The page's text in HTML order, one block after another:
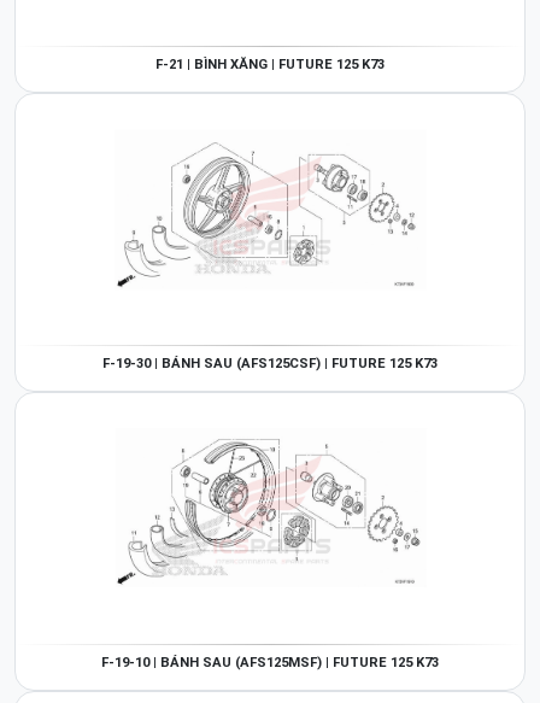
F-21 | BÌNH XĂNG | FUTURE 125 K73
F-19-30 | BÁNH SAU (AFS125CSF) | FUTURE 125 K73
F-19-10 | BÁNH SAU (AFS125MSF) | FUTURE 125 K73